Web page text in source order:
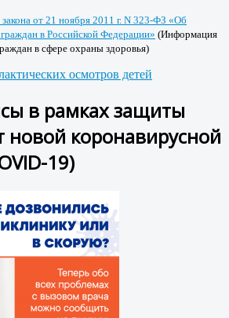
от 21 ноября 2011 г. N 323-ФЗ «Об
в Российской Федерации» (Информация
в сфере охраны здоровья)
осмотров детей
в рамках защиты
новой коронавирусной
19)